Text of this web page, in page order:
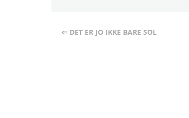
⇐ DET ER JO IKKE BARE SOL